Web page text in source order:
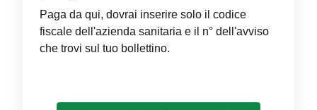
Paga da qui, dovrai inserire solo il codice
fiscale dell'azienda sanitaria e il n° dell'avviso
che trovi sul tuo bollettino.